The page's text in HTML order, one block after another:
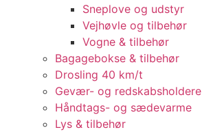
Sneplove og udstyr
Vejhøvle og tilbehør
Vogne & tilbehør
Bagagebokse & tilbehør
Drosling 40 km/t
Gevær- og redskabsholdere
Håndtags- og sædevarme
Lys & tilbehør